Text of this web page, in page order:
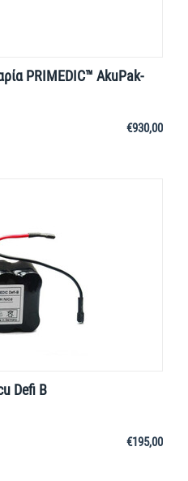
PRIMEDIC™ AkuPak-
€930,00
Defi B
€195,00